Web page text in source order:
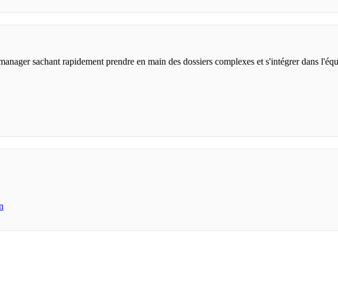
sachant rapidement prendre en main des dossiers complexes et s'intégrer dans